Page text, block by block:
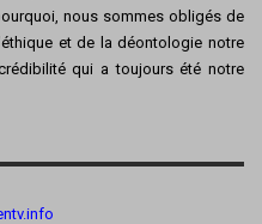
nous sommes obligés de
et de la déontologie notre
qui a toujours été notre
info